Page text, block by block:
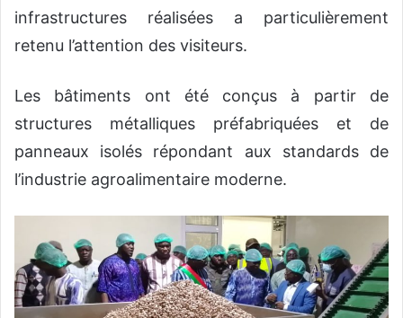
infrastructures réalisées a particulièrement
retenu l’attention des visiteurs.
Les bâtiments ont été conçus à partir de
structures métalliques préfabriquées et de
panneaux isolés répondant aux standards de
l’industrie agroalimentaire moderne.